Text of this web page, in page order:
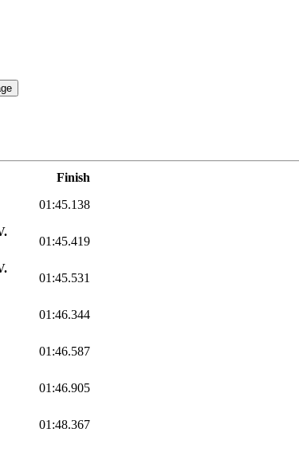
Finish
01:45.138
01:45.419
01:45.531
01:46.344
01:46.587
01:46.905
01:48.367